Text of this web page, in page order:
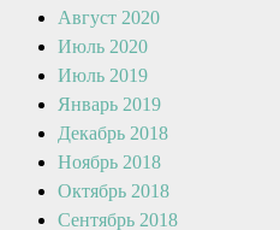
Август 2020
Июль 2020
Июль 2019
Январь 2019
Декабрь 2018
Ноябрь 2018
Октябрь 2018
Сентябрь 2018